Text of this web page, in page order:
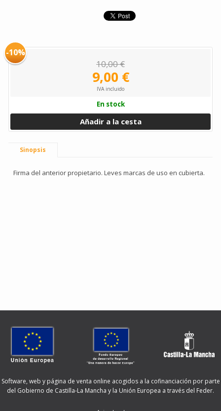
-10%
10,00 €
9,00 €
IVA incluido
En stock
Añadir a la cesta
Sinopsis
Firma del anterior propietario. Leves marcas de uso en cubierta.
Software, web y página de venta online acogidos a la cofinanciación por parte
del Gobierno de Castilla-La Mancha y la Unión Europea a través del Feder.